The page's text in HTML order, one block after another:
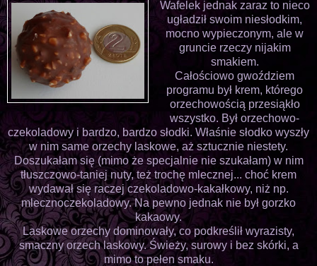
Wafelek jednak zaraz to nieco
ugładził swoim niesłodkim,
mocno wypieczonym, ale w
gruncie rzeczy nijakim
smakiem.
Całościowo gwoździem
programu był krem, którego
orzechowością przesiąkło
wszystko. Był orzechowo-
czekoladowy i bardzo, bardzo słodki. Właśnie słodko wyszły
w nim same orzechy laskowe, aż sztucznie niestety.
Doszukałam się (mimo że specjalnie nie szukałam) w nim
tłuszczowo-taniej nuty, też trochę mlecznej... choć krem
wydawał się raczej czekoladowo-kakałkowy, niż np.
mlecznoczekoladowy. Na pewno jednak nie był gorzko
kakaowy.
Laskowe orzechy dominowały, co podkreślił wyrazisty,
smaczny orzech laskowy. Świeży, surowy i bez skórki, a
mimo to pełen smaku.